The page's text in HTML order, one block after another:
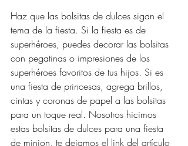
Haz que las bolsitas de dulces sigan el
tema de la fiesta. Si la fiesta es de
superhéroes, puedes decorar las bolsitas
con pegatinas o impresiones de los
superhéroes favoritos de tus hijos. Si es
una fiesta de princesas, agrega brillos,
cintas y coronas de papel a las bolsitas
para un toque real. Nosotros hicimos
estas bolsitas de dulces para una fiesta
de minion, te dejamos el link del artículo